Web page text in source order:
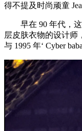
得不提及时尚顽童
早在 90 年代，这
层皮肤衣物的设计师
与 1995 年‘ Cyber